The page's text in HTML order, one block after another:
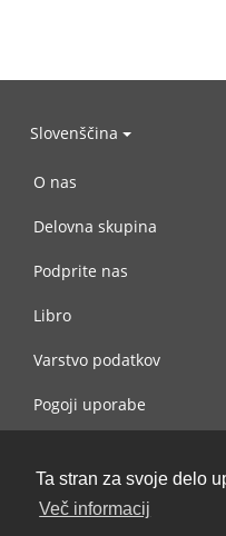
Ta stran za svoje delo
Več informacij
Slovenščina
O nas
Delovna skupina
Podprite nas
Libro
Varstvo podatkov
Pogoji uporabe